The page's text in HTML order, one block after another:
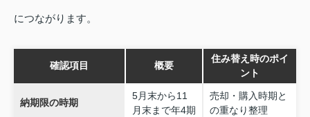
につながります。
確認項目 概要
住み替え時のポイ
ント
納期限の時期
5月末から11
月末まで年4期
売却・購入時期と
の重なり整理